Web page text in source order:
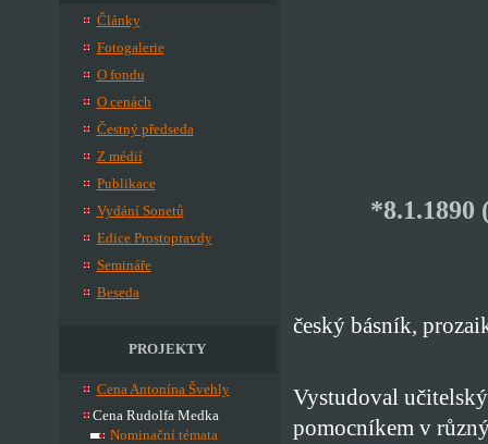
Články
Fotogalerie
O fondu
O cenách
Čestný předseda
Z médií
Publikace
Vydání Sonetů
Edice Prostopravdy
Semináře
Beseda
PROJEKTY
Cena Antonína Švehly
Cena Rudolfa Medka
Nominační témata
*8.1.1890
český básník,
Vystudoval
pomocníkem v